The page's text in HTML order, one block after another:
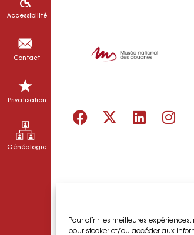
Pour offrir les meilleures
pour stocker et/ou accéder aux
Accessibilité
Contact
Privatisation
Généalogie